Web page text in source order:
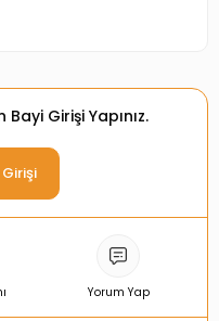
Girişi Yapınız.
Yorum Yap